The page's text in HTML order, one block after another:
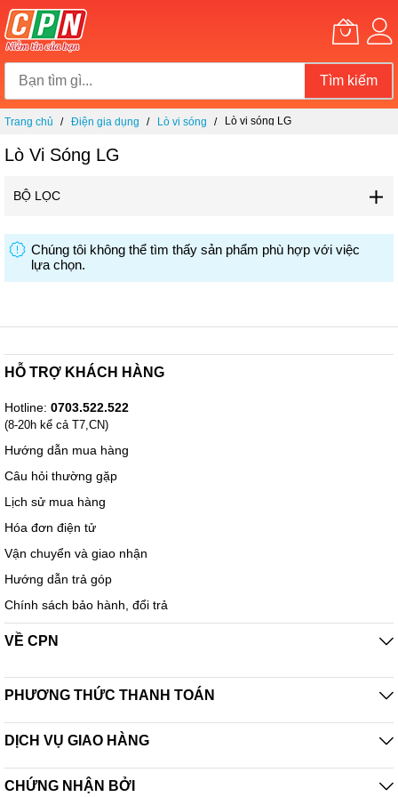
Tìm kiếm
Chuyển
nội
Trang chủ Điện gia dụng Lò vi sóng Lò vi sóng LG
Lò Vi Sóng LG
BỘ LỌC
Chúng tôi không thể tìm thấy sản phẩm phù hợp với việc
lựa chọn.
HỖ TRỢ KHÁCH HÀNG
Hotline: 0703.522.522
(8-20h kể cả T7,CN)
Hướng dẫn mua hàng
Câu hỏi thường gặp
Lịch sử mua hàng
Hóa đơn điện tử
Vận chuyển và giao nhận
Hướng dẫn trả góp
Chính sách bảo hành, đổi trả
VỀ CPN
PHƯƠNG THỨC THANH TOÁN
DỊCH VỤ GIAO HÀNG
CHỨNG NHẬN BỞI